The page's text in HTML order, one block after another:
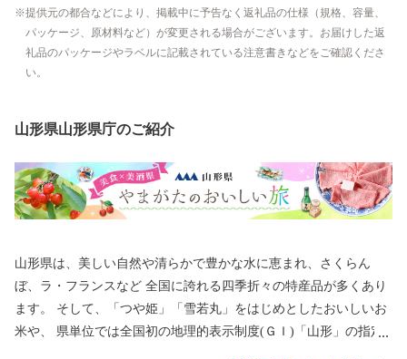
提供元の都合などにより、掲載中に予告なく返礼品の仕様（規格、容量、
パッケージ、原材料など）が変更される場合がございます。お届けした返
礼品のパッケージやラベルに記載されている注意書きなどをご確認くださ
い。
山形県山形県庁のご紹介
山形県は、美しい自然や清らかで豊かな水に恵まれ、さくらん
ぼ、ラ・フランスなど 全国に誇れる四季折々の特産品が多くあり
ます。 そして、「つや姫」「雪若丸」をはじめとしたおいしいお
米や、 県単位では全国初の地理的表示制度(ＧＩ)「山形」の指定